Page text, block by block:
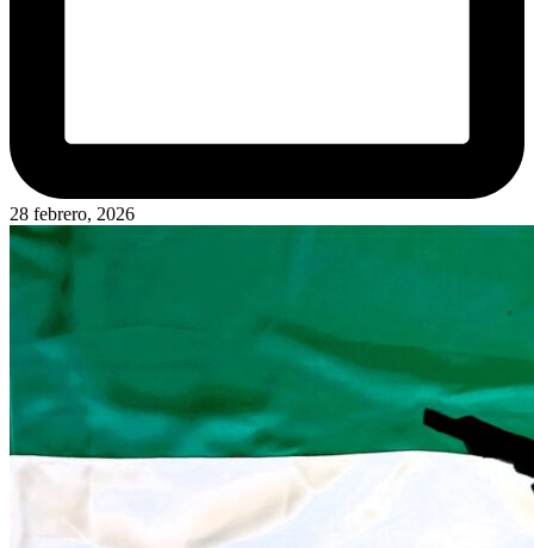
28 febrero, 2026